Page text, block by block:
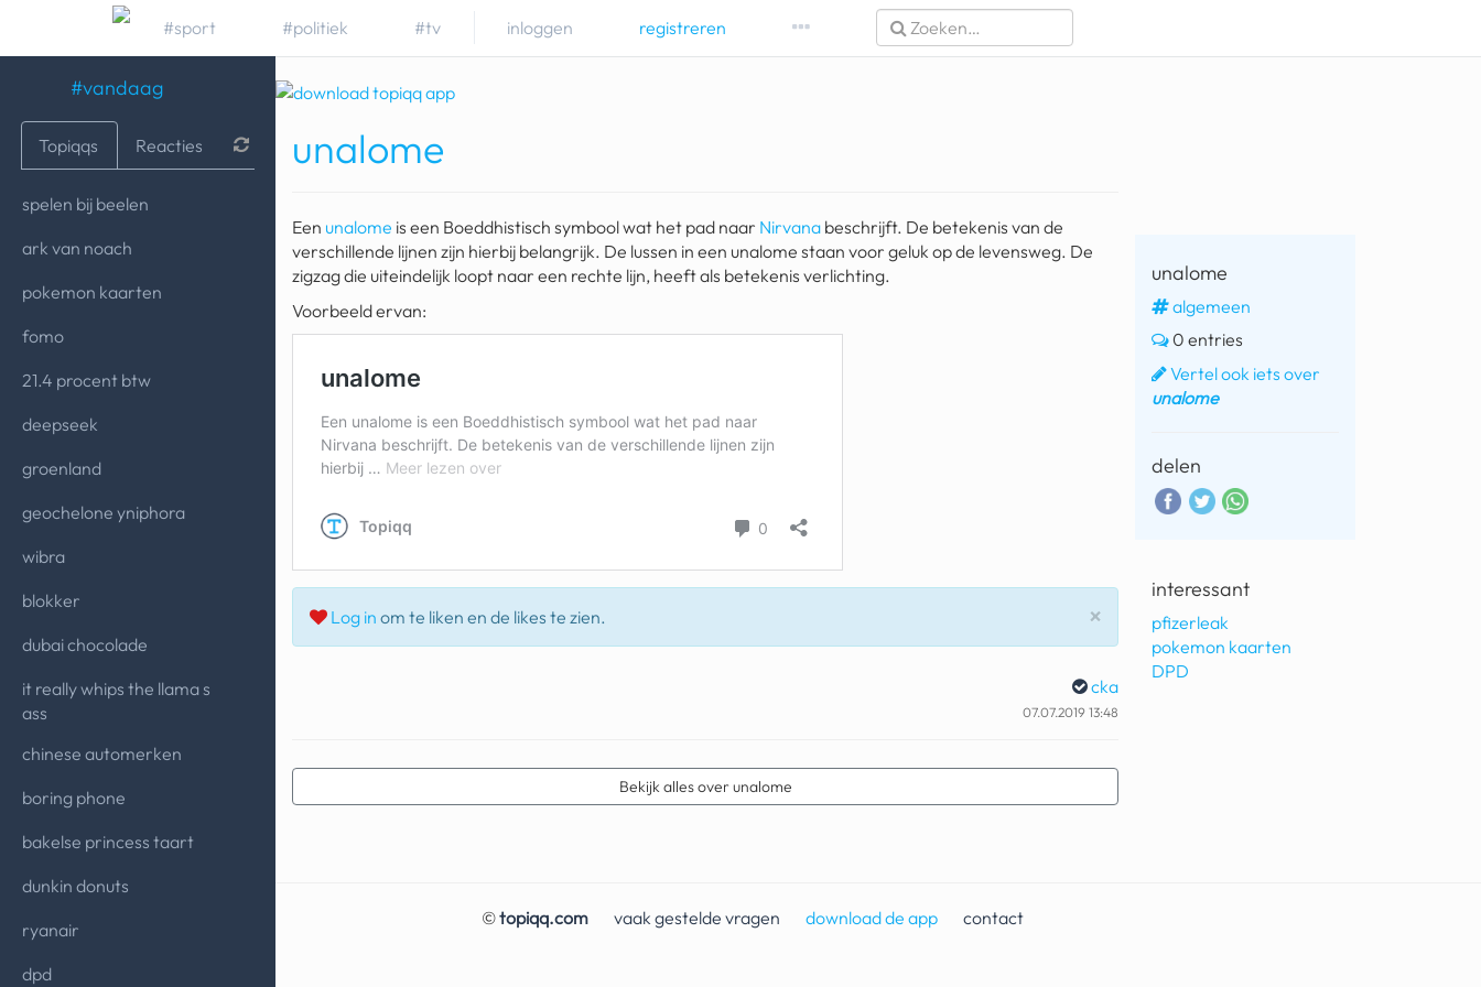
#sport #politiek #tv inloggen registreren
#vandaag
Topiqqs Reacties
spelen bij beelen
ark van noach
pokemon kaarten
fomo
21.4 procent btw
deepseek
groenland
geochelone yniphora
wibra
blokker
dubai chocolade
it really whips the llama s
ass
chinese automerken
boring phone
bakelse princess taart
dunkin donuts
ryanair
dpd
unalome
Een unalome is een Boeddhistisch symbool wat het pad naar Nirvana beschrijft. De betekenis van de
verschillende lijnen zijn hierbij belangrijk. De lussen in een unalome staan voor geluk op de levensweg. De
zigzag die uiteindelijk loopt naar een rechte lijn, heeft als betekenis verlichting.
Voorbeeld ervan:
×Sluiten
Log in om te liken en de likes te zien.
cka
07.07.2019 13:48
Bekijk alles over unalome
unalome
algemeen
0 entries
Vertel ook iets over
unalome
delen
interessant
pfizerleak
pokemon kaarten
DPD
©topiqq.com vaak gestelde vragen download de app contact